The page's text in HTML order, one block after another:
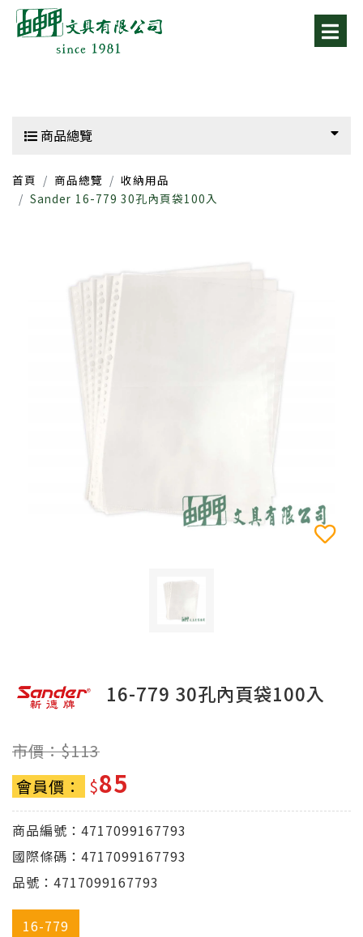
商品總覽
首頁 商品總覽
收納用品
Sander 16-779 30孔內頁袋100入
16-779 30孔內頁袋100入
市價：$113
會員價：
$85
商品編號：4717099167793
國際條碼：4717099167793
品號：4717099167793
16-779